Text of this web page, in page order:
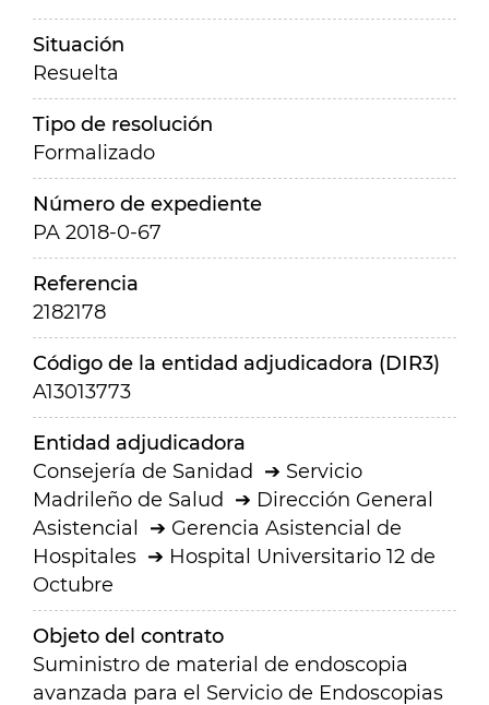
Situación
Resuelta
Tipo de resolución
Formalizado
Número de expediente
PA 2018-0-67
Referencia
2182178
Código de la entidad adjudicadora (DIR3)
A13013773
Entidad adjudicadora
Consejería de Sanidad
Servicio
Madrileño de Salud
Dirección General
Asistencial
Gerencia Asistencial de
Hospitales
Hospital Universitario 12 de
Octubre
Objeto del contrato
Suministro de material de endoscopia
avanzada para el Servicio de Endoscopias